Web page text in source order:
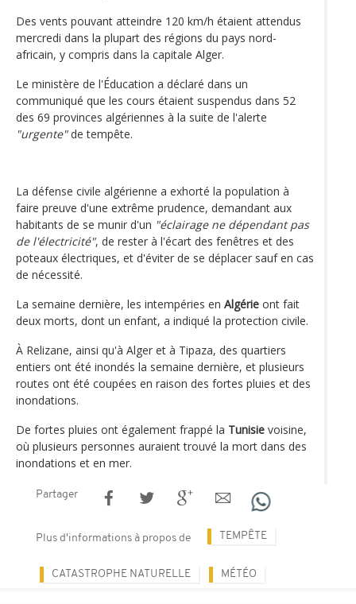
Des vents pouvant atteindre 120 km/h étaient attendus
mercredi dans la plupart des régions du pays nord-
africain, y compris dans la capitale Alger.
Le ministère de l'Éducation a déclaré dans un
communiqué que les cours étaient suspendus dans 52
des 69 provinces algériennes à la suite de l'alerte
"urgente"de tempête.
La défense civile algérienne a exhorté la population à
faire preuve d'une extrême prudence, demandant aux
habitants de se munir d'un "éclairage ne dépendant pas
de l'électricité", de rester à l'écart des fenêtres et des
poteaux électriques, et d'éviter de se déplacer sauf en cas
de nécessité.
La semaine dernière, les intempéries en Algérie ont fait
deux morts, dont un enfant, a indiqué la protection civile.
À Relizane, ainsi qu'à Alger et à Tipaza, des quartiers
entiers ont été inondés la semaine dernière, et plusieurs
routes ont été coupées en raison des fortes pluies et des
inondations.
De fortes pluies ont également frappé la Tunisie voisine,
où plusieurs personnes auraient trouvé la mort dans des
inondations et en mer.
Partager
Plus d'informations à propos de TEMPÊTE
CATASTROPHE NATURELLE MÉTÉO